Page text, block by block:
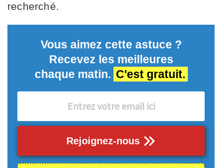
recherché.
Vous aimez cette astuce ?
Recevez les meilleures
chaque matin. C'est gratuit.
Rejoignez-nous